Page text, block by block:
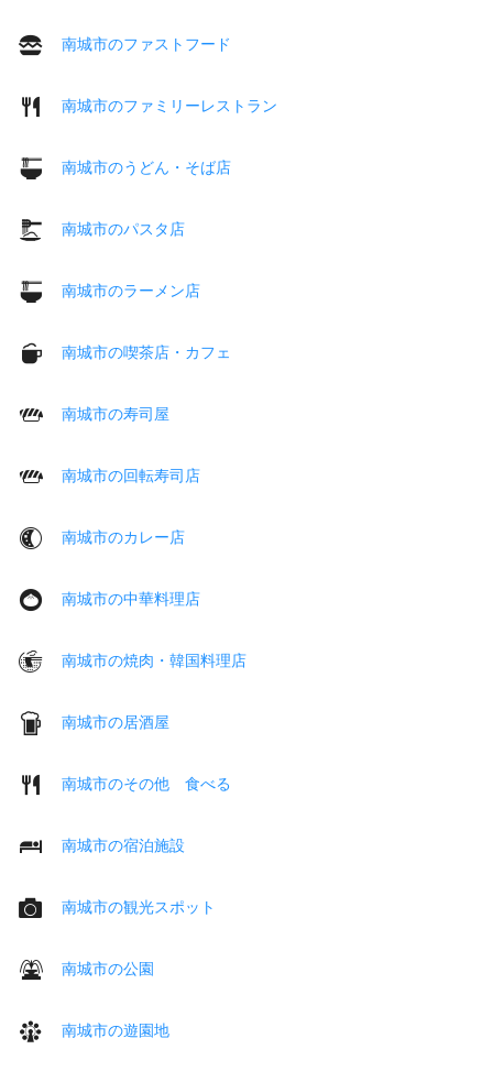
南城市のファストフード
南城市のファミリーレストラン
南城市のうどん・そば店
南城市のパスタ店
南城市のラーメン店
南城市の喫茶店・カフェ
南城市の寿司屋
南城市の回転寿司店
南城市のカレー店
南城市の中華料理店
南城市の焼肉・韓国料理店
南城市の居酒屋
南城市のその他 食べる
南城市の宿泊施設
南城市の観光スポット
南城市の公園
南城市の遊園地